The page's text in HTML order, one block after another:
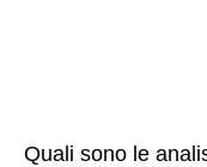
Quali sono le